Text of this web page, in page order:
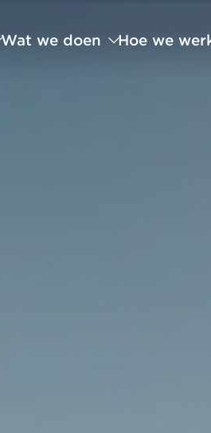
Wat we doen Hoe we